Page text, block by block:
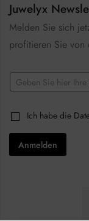
Juwelyx
Melden Sie sich
profitieren Sie von
E
m
lm
i
C
C
h
e
k
Ich habe die
Anmelden